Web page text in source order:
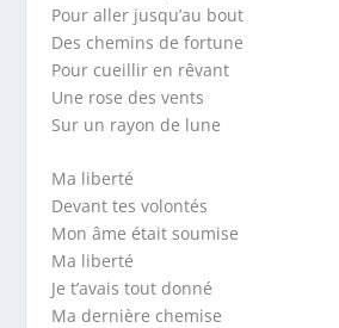
Pour aller jusqu’au bout
Des chemins de fortune
Pour cueillir en rêvant
Une rose des vents
Sur un rayon de lune
Ma liberté
Devant tes volontés
Mon âme était soumise
Ma liberté
Je t’avais tout donné
Ma dernière chemise